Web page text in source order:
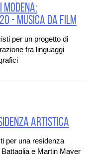
- Musica da film
per un progetto di
fra linguaggi
artistica
per una residenza
e Martin Mayer